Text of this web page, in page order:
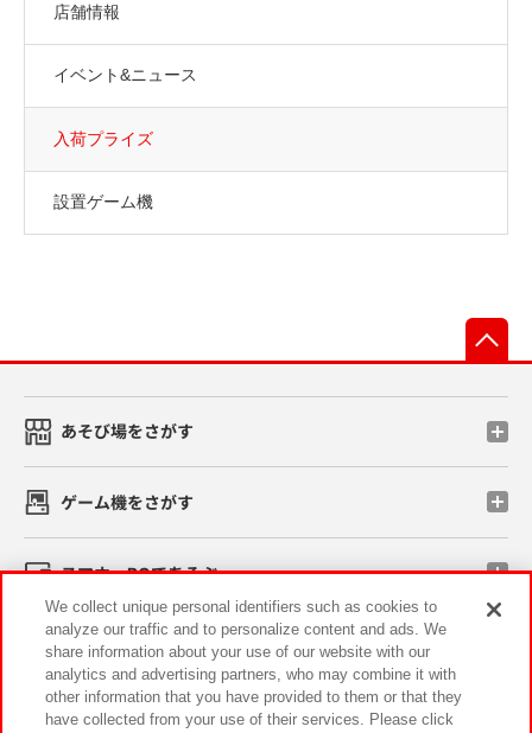
店舗情報
イベント&ニュース
入荷プライズ
設置ゲーム機
あそび場をさがす
ゲーム機をさがす
スマホ・PCであそぶ
イベント・キャンペーン
We collect unique personal identifiers such as cookies to
analyze our traffic and to personalize content and ads. We
share information about your use of our website with our
analytics and advertising partners, who may combine it with
other information that you have provided to them or that they
have collected from your use of their services. Please click